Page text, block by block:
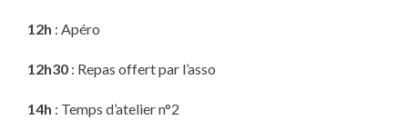
12h : Apéro
12h30 : Repas offert par l’asso
14h : Temps d’atelier n°2